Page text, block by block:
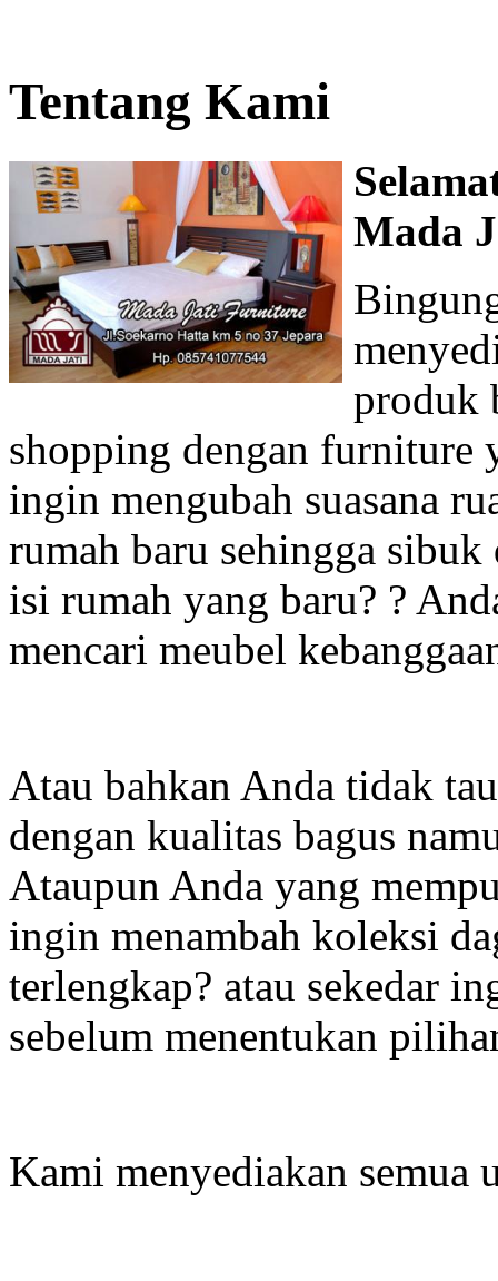
Tentang Kami
Mada
produk
shopping dengan furniture
ingin mengubah suasana
rumah baru sehingga
isi rumah yang baru? ?
mencari meubel
Atau bahkan Anda tidak
dengan kualitas bagus
Ataupun Anda yang
ingin menambah koleksi
terlengkap? atau sekedar
sebelum menentukan
Kami menyediakan semua